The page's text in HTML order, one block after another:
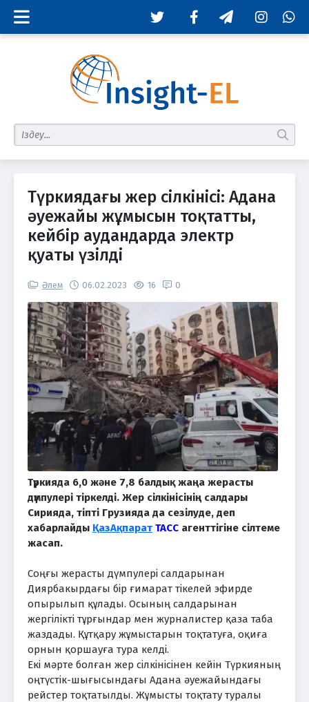
TwitterFacebookTelegramInstagram
табу
Түркиядағы жер сілкінісі: Адана
әуежайы жұмысын тоқтатты,
кейбір аудандарда электр
қуаты үзілді
Әлем 06.02.2023 16 0
Түркияда 6,0 және 7,8 балдық жаңа жерасты
дүмпулері тіркелді. Жер сілкінісінің салдары
Сирияда, тіпті Грузияда да сезілуде, деп
хабарлайды ҚазАқпарат ТАСС агенттігіне сілтеме
жасап.
Соңғы жерасты дүмпулері салдарынан
Диярбакырдағы бір ғимарат тікелей эфирде
опырылып құлады. Осының салдарынан
жергілікті тұрғындар мен журналистер қаза таба
жаздады. Құтқару жұмыстарын тоқтатуға, оқиға
орнын қоршауға тура келді.
Екі мәрте болған жер сілкінісінен кейін Түркияның
оңтүстік-шығысындағы Адана әуежайындағы
рейстер тоқтатылды. Жұмысты тоқтату туралы